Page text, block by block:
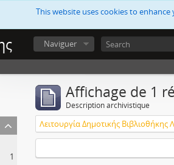
This website uses cookies to
Naviguer
1
Affichage de 1
Description archivistique